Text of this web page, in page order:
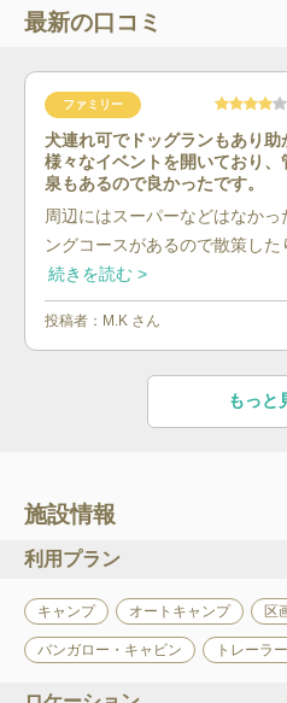
最新の口コミ
ファミリー
犬連れ可でドッグランもあり
様々なイベントを開いており
泉もあるので良かったです。
周辺にはスーパーなどはなか
ングコースがあるので散策し
続きを読む >
投稿者： M.K さん
もっと
施設情報
利用プラン
キャンプ オートキャンプ 区
バンガロー・キャビン トレーラ